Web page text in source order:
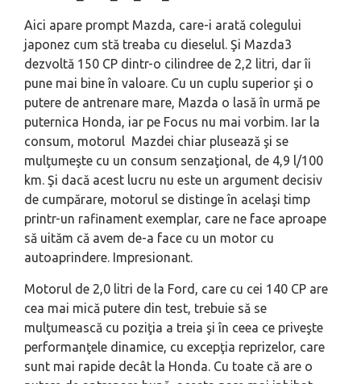
Aici apare prompt Mazda, care-i arată colegului
japonez cum stă treaba cu dieselul. Şi Mazda3
dezvoltă 150 CP dintr-o cilindree de 2,2 litri, dar îi
pune mai bine în valoare. Cu un cuplu superior şi o
putere de antrenare mare, Mazda o lasă în urmă pe
puternica Honda, iar pe Focus nu mai vorbim. Iar la
consum, motorul Mazdei chiar plusează şi se
mulţumeşte cu un consum senzaţional, de 4,9 l/100
km. Şi dacă acest lucru nu este un argument decisiv
de cumpărare, motorul se distinge în acelaşi timp
printr-un rafinament exemplar, care ne face aproape
să uităm că avem de-a face cu un motor cu
autoaprindere. Impresionant.
Motorul de 2,0 litri de la Ford, care cu cei 140 CP are
cea mai mică putere din test, trebuie să se
mulţumească cu poziţia a treia şi în ceea ce priveşte
performanţele dinamice, cu excepţia reprizelor, care
sunt mai rapide decât la Honda. Cu toate că are o